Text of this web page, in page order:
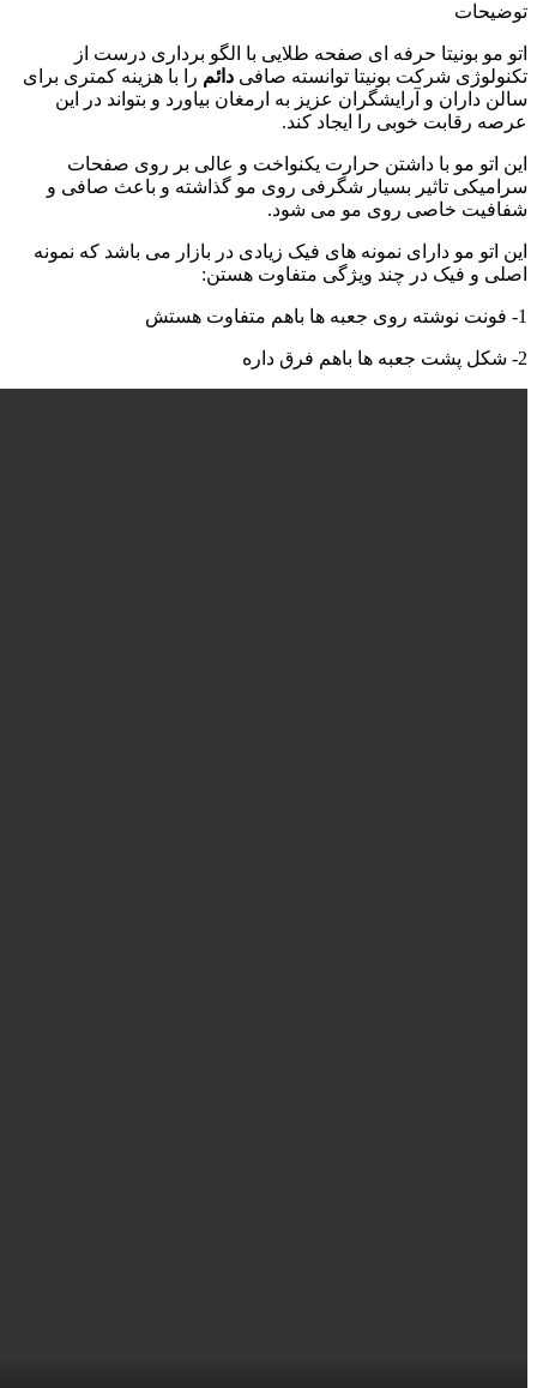
توضیحات
اتو مو بونیتا حرفه ای صفحه طلایی با الگو برداری درست از
تکنولوژی شرکت بونیتا توانسته صافی دائم را با هزینه کمتری برای
سالن داران و آرایشگران عزیز به ارمغان بیاورد و بتواند در این
عرصه رقابت خوبی را ایجاد کند.
این اتو مو با داشتن حرارت یکنواخت و عالی بر روی صفحات
سرامیکی تاثیر بسیار شگرفی روی مو گذاشته و باعث صافی و
شفافیت خاصی روی مو می شود.
این اتو مو دارای نمونه های فیک زیادی در بازار می باشد که نمونه
اصلی و فیک در چند ویژگی متفاوت هستن:
1- فونت نوشته روی جعبه ها باهم متفاوت هستش
2- شکل پشت جعبه ها باهم فرق داره